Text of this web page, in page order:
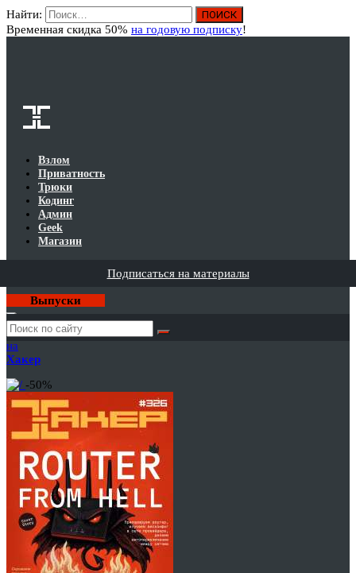
Найти:
Временная скидка 50% на годовую подписку!
Взлом
Приватность
Трюки
Кодинг
Админ
Geek
Магазин
Подписаться на материалы
Выпуски
Годовая
подписка
на
Хакер
-50%